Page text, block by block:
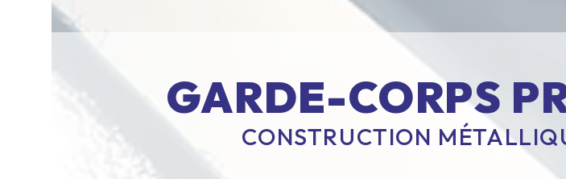
GARDE-CORPS
CONSTRUCTION